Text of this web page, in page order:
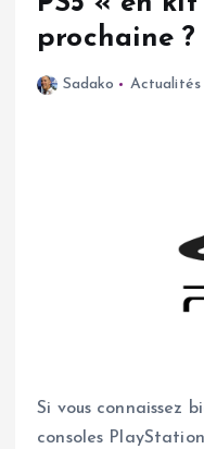
prochaine ?
Sadako Actualités
Si vous connaissez
consoles